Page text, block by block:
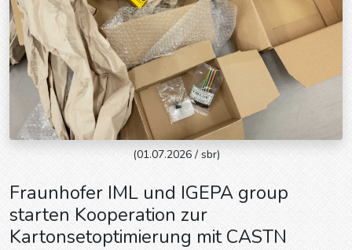
(01.07.2026 / sbr)
Fraunhofer IML und IGEPA group
starten Kooperation zur
Kartonsetoptimierung mit CASTN